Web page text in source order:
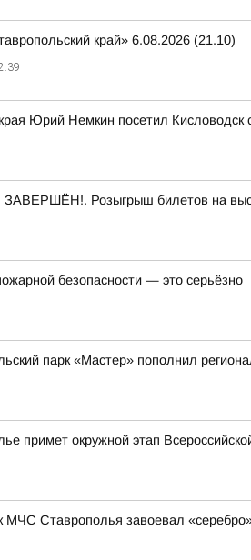
край» 6.08.2026 (21.10)
Юрий Немкин посетил Кисловодск
Розыгрыш билетов на
безопасности — это серьёзно
парк «Мастер» пополнил
примет окружной этап
МЧС Ставрополья завоевал